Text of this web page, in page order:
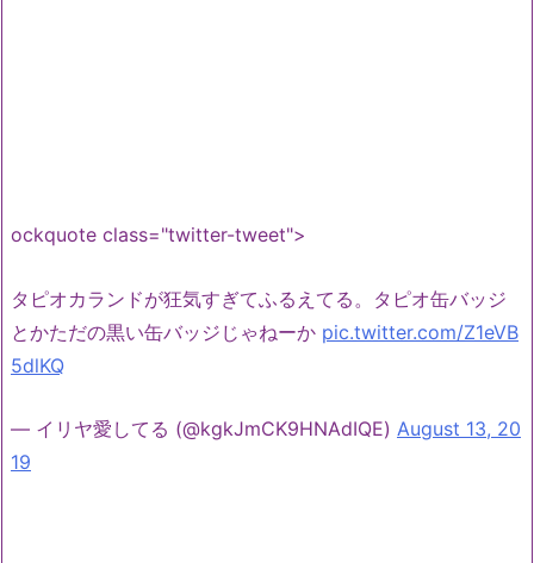
ockquote class="twitter-tweet">
タピオカランドが狂気すぎてふるえてる。タピオ缶バッジ
とかただの黒い缶バッジじゃねーか pic.twitter.com/Z1eVB
5dlKQ
— イリヤ愛してる (@kgkJmCK9HNAdIQE) August 13, 20
19